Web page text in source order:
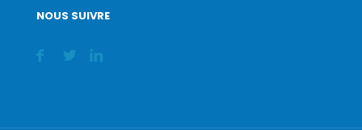
NOUS SUIVRE